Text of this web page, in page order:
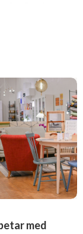
med